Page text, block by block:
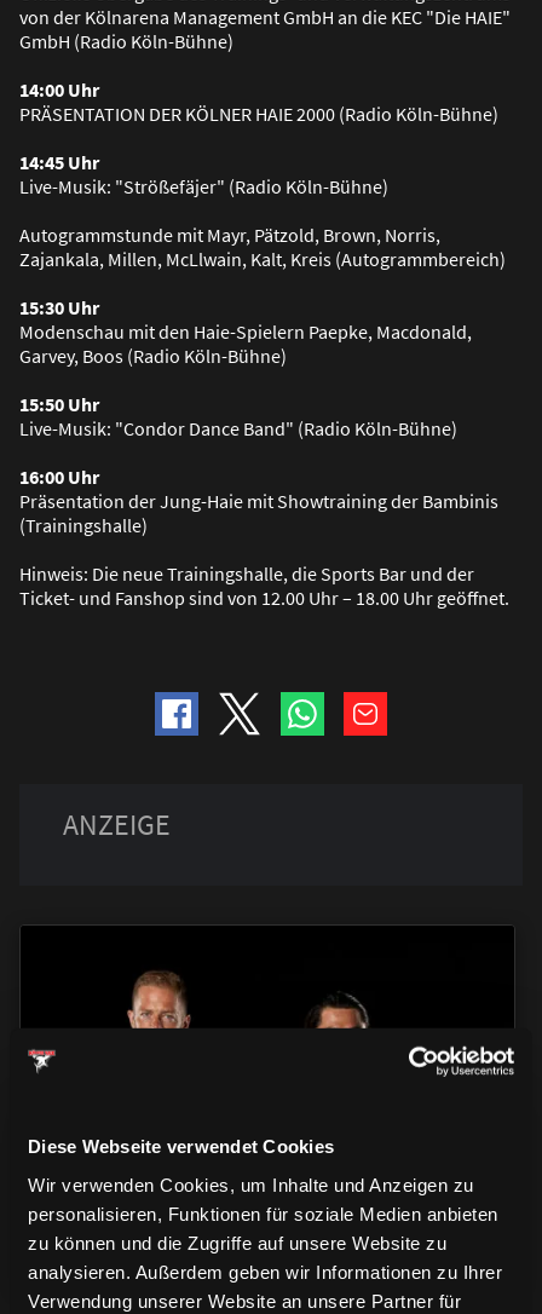
Diese Webseite verwendet Cookies
Wir verwenden Cookies, um Inhalte und Anzeigen zu
personalisieren, Funktionen für soziale Medien anbieten
zu können und die Zugriffe auf unsere Website zu
analysieren. Außerdem geben wir Informationen zu Ihrer
Verwendung unserer Website an unsere Partner für
von der Kölnarena Management GmbH an die KEC "Die HAIE"
GmbH (Radio Köln-Bühne)
14:00 Uhr
PRÄSENTATION DER KÖLNER HAIE 2000 (Radio Köln-Bühne)
14:45 Uhr
Live-Musik: "Strößefäjer" (Radio Köln-Bühne)
Autogrammstunde mit Mayr, Pätzold, Brown, Norris,
Zajankala, Millen, McLlwain, Kalt, Kreis (Autogrammbereich)
15:30 Uhr
Modenschau mit den Haie-Spielern Paepke, Macdonald,
Garvey, Boos (Radio Köln-Bühne)
15:50 Uhr
Live-Musik: "Condor Dance Band" (Radio Köln-Bühne)
16:00 Uhr
Präsentation der Jung-Haie mit Showtraining der Bambinis
(Trainingshalle)
Hinweis: Die neue Trainingshalle, die Sports Bar und der
Ticket- und Fanshop sind von 12.00 Uhr – 18.00 Uhr geöffnet.